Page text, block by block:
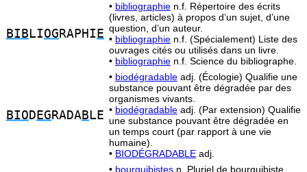
BIB LIOG RAPHI E
• bibliographie n.f. Répertoire des écrits
(livres, articles) à propos d’un sujet, d’une
question, d’un auteur.
• bibliographie n.f. (Spécialement) Liste des
ouvrages cités ou utilisés dans un livre.
• bibliographie n.f. Science du bibliographe.
BIO D EG RADAB LE
• biodégradable adj. (Écologie) Qualifie une
substance pouvant être dégradée par des
organismes vivants.
• biodégradable adj. (Par extension) Qualifie
une substance pouvant être dégradée en
un temps court (par rapport à une vie
humaine).
• BIODÉGRADABLE adj.
• bourguibistes n. Pluriel de bourguibiste.